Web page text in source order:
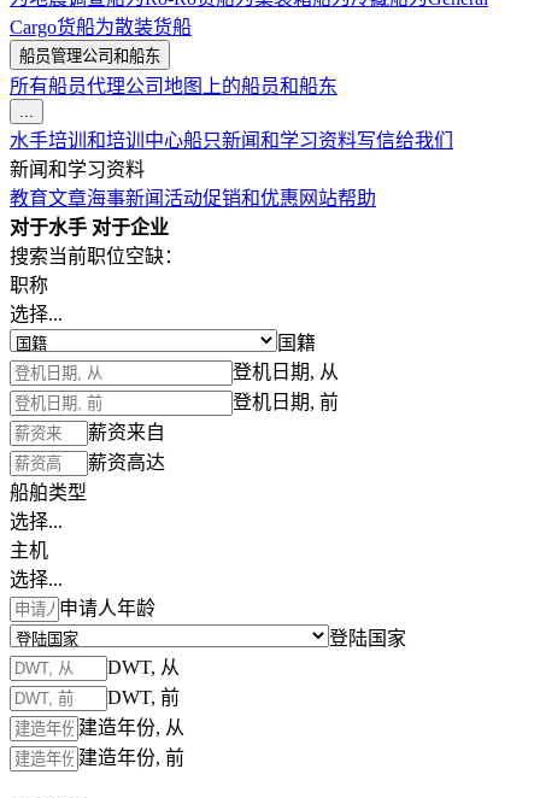
Cargo货船为散装货船
船员管理公司和船东
所有船员代理公司地图上的船员和船东
...
水手培训和培训中心船只新闻和学习资料写信给我们
新闻和学习资料
教育文章海事新闻活动促销和优惠 网站帮助
对于水手 对于企业
搜索当前职位空缺：
职称
选择...
国籍
登机日期, 从
登机日期, 前
薪资来自
薪资高达
船舶类型
选择...
主机
选择...
申请人年龄
登陆国家
DWT, 从
DWT, 前
建造年份, 从
建造年份, 前